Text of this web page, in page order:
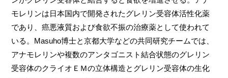
モレリンは日本国内で開発されたグレリン受容体活性化薬
であり、癌悪液質および食欲不振の治療薬として使われて
いる。Masuho博士と京都大学などの共同研究チームでは、
アナモレリンや複数のアンタゴニスト結合状態のグレリン
受容体のクライオＥＭの立体構造とグレリン受容体の生化